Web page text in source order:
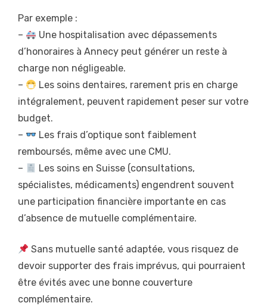
Par exemple :
–
Une hospitalisation avec dépassements
d’honoraires à Annecy peut générer un reste à
charge non négligeable.
–
Les soins dentaires, rarement pris en charge
intégralement, peuvent rapidement peser sur votre
budget.
–
Les frais d’optique sont faiblement
remboursés, même avec une CMU.
–
Les soins en Suisse (consultations,
spécialistes, médicaments) engendrent souvent
une participation financière importante en cas
d’absence de mutuelle complémentaire.
Sans mutuelle santé adaptée, vous risquez de
devoir supporter des frais imprévus, qui pourraient
être évités avec une bonne couverture
complémentaire.